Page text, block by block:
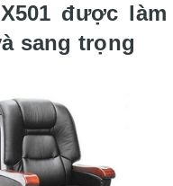
được làm
sang trọng